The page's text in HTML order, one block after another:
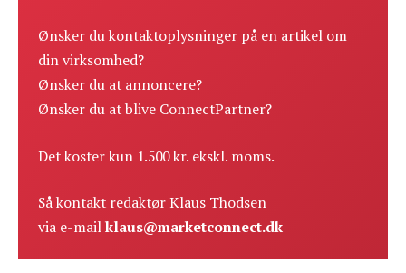
Ønsker du kontaktoplysninger på en artikel om
din virksomhed?
Ønsker du at annoncere?
Ønsker du at blive ConnectPartner?
Det koster kun 1.500 kr. ekskl. moms.
Så kontakt redaktør Klaus Thodsen
via e-mailklaus@marketconnect.dk